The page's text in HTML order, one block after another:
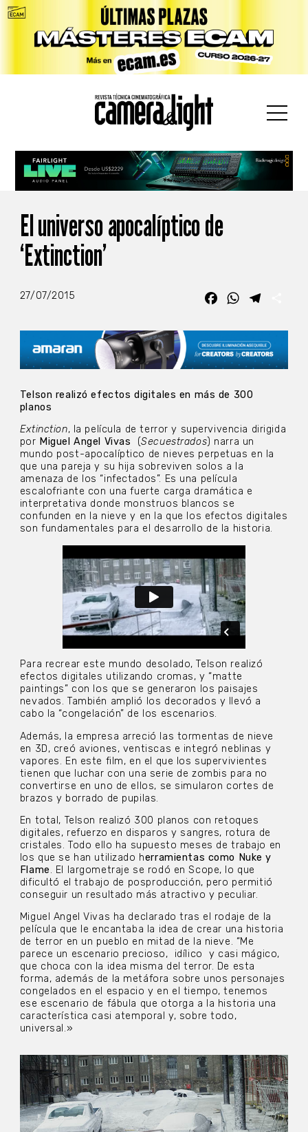
El universo apocalíptico de
‘Extinction’
27/07/2015 FacebookWhatsApp
Telson realizó efectos digitales en más de 300
planos
Extinction, la película de terror y supervivencia dirigida
por Miguel Angel Vivas (Secuestrados) narra un
mundo post-apocalíptico de nieves perpetuas en la
que una pareja y su hija sobreviven solos a la
amenaza de los “infectados”. Es una película
escalofriante con una fuerte carga dramática e
interpretativa donde monstruos blancos se
confunden en la nieve y en la que los efectos digitales
son fundamentales para el desarrollo de la historia.
Para recrear este mundo desolado, Telson realizó
efectos digitales utilizando cromas, y “matte
paintings” con los que se generaron los paisajes
nevados. También amplió los decorados y llevó a
cabo la “congelación” de los escenarios.
Además, la empresa arreció las tormentas de nieve
en 3D, creó aviones, ventiscas e integró neblinas y
vapores. En este film, en el que los supervivientes
tienen que luchar con una serie de zombis para no
convertirse en uno de ellos, se simularon cortes de
brazos y borrado de pupilas.
En total, Telson realizó 300 planos con retoques
digitales, refuerzo en disparos y sangres, rotura de
cristales. Todo ello ha supuesto meses de trabajo en
los que se han utilizado herramientas como Nuke y
Flame. El largometraje se rodó en Scope, lo que
dificultó el trabajo de posproducción, pero permitió
conseguir un resultado más atractivo y peculiar.
Miguel Angel Vivas ha declarado tras el rodaje de la
película que le encantaba la idea de crear una historia
de terror en un pueblo en mitad de la nieve. “Me
parece un escenario precioso,
idílico
y casi mágico,
que choca con la idea misma del terror. De esta
forma, además de la metáfora sobre unos personajes
congelados en el espacio y en el tiempo, tenemos
ese escenario de fábula que otorga a la historia una
característica casi atemporal y, sobre todo,
universal.»